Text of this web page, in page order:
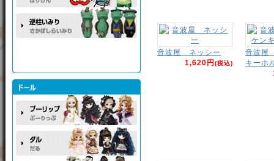
音波屋 ネッシー
1,620円(税込)
音波
キーホ